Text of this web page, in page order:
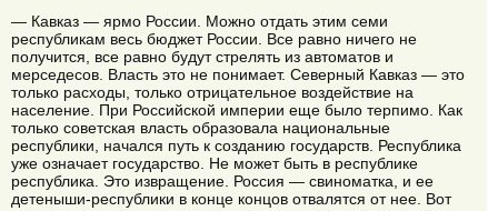
— Кавказ — ярмо России. Можно отдать этим семи
республикам весь бюджет России. Все равно ничего не
получится, все равно будут стрелять из автоматов и
мерседесов. Власть это не понимает. Северный Кавказ — это
только расходы, только отрицательное воздействие на
население. При Российской империи еще было терпимо. Как
только советская власть образовала национальные
республики, начался путь к созданию государств. Республика
уже означает государство. Не может быть в республике
республика. Это извращение. Россия — свиноматка, и ее
детеныши-республики в конце концов отвалятся от нее. Вот